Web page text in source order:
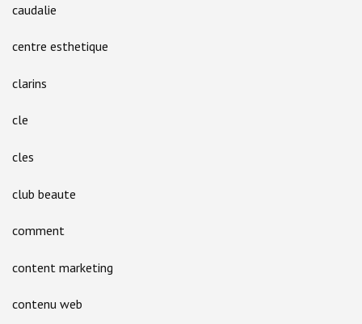
caudalie
centre esthetique
clarins
cle
cles
club beaute
comment
content marketing
contenu web